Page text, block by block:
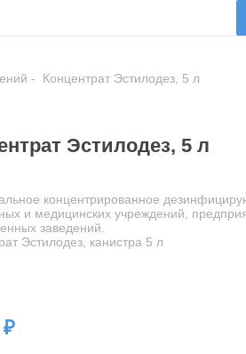
Концентрат Эстилодез, 5 л
Эстилодез, 5 л
концентрированное
и медицинских учреждений,
заведений.
Эстилодез, канистра 5 л
₽